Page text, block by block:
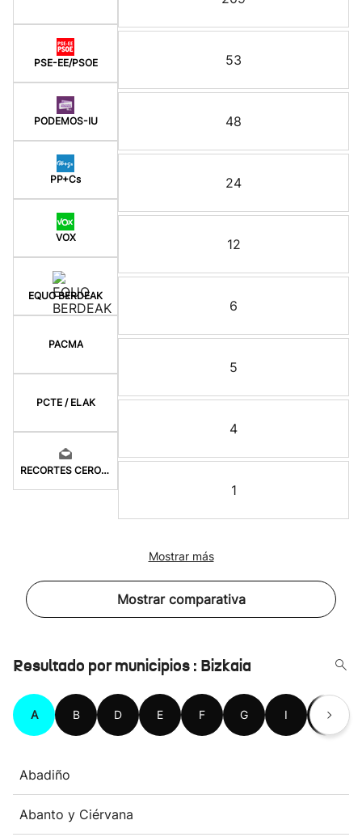
PSE-EE/PSOE
PODEMOS-IU
PP+Cs
VOX
EQUO BERDEAK
PACMA
PCTE / ELAK
RECORTES CERO-LV-M
53
48
24
12
6
5
4
1
Mostrar más
Mostrar comparativa
Resultado por municipios : Bizkaia
A B D E F G I K
Abadiño
Abanto y Ciérvana